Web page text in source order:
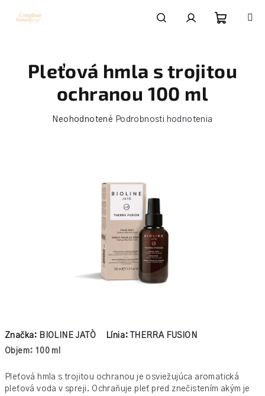
košík
Značka: BIOLINE JATÒ Línia:
THERRA FUSION
Objem: 100 ml
Pleťová hmla s trojitou ochranou je osviežujúca aromatická
pleťová voda v spreji. Ochraňuje pleť pred znečistením akým je
Pleťová hmla s trojitou
ochranou 100 ml
Priemerné
Neohodnotené Podrobnosti hodnotenia